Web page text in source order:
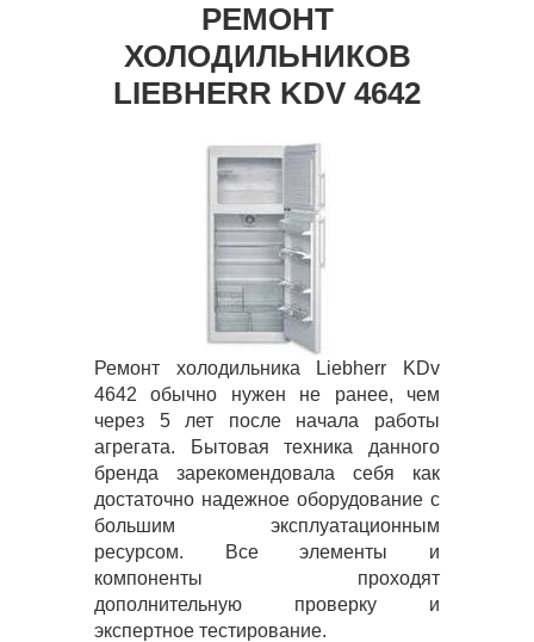
РЕМОНТ
ХОЛОДИЛЬНИКОВ
LIEBHERR KDV 4642
Ремонт холодильника Liebherr KDv
4642 обычно нужен не ранее, чем
через 5 лет после начала работы
агрегата. Бытовая техника данного
бренда зарекомендовала себя как
достаточно надежное оборудование с
большим эксплуатационным
ресурсом. Все элементы и
компоненты проходят
дополнительную проверку и
экспертное тестирование.